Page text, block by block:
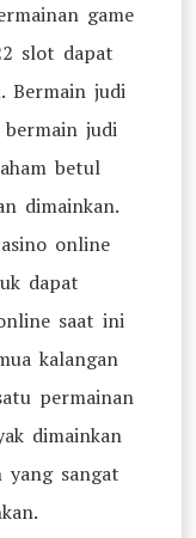
game
slot dapat
Bermain judi
judi
betul
dimainkan.
online
dapat
saat ini
kalangan
permainan
dimainkan
yang sangat